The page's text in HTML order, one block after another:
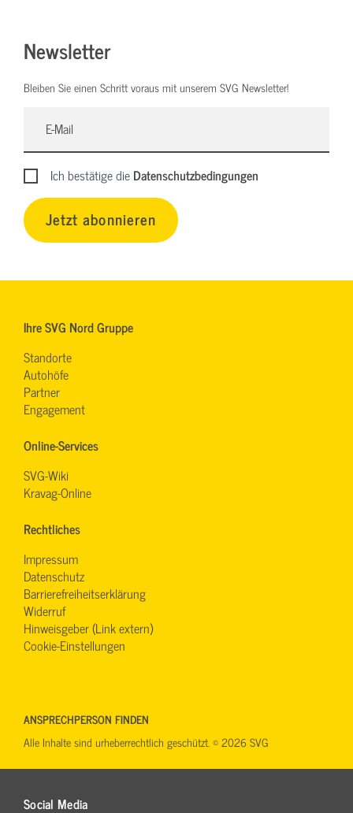
Newsletter
Bleiben Sie einen Schritt voraus mit unserem SVG Newsletter!
Ich bestätige dieDatenschutzbedingungen
Jetzt abonnieren
Ihre SVG Nord Gruppe
Standorte
Autohöfe
Partner
Engagement
Online-Services
SVG-Wiki
Kravag-Online
Rechtliches
Impressum
Datenschutz
Barrierefreiheitserklärung
Widerruf
Hinweisgeber (Link extern)
Cookie-Einstellungen
Social Media
ANSPRECHPERSON FINDEN
Alle Inhalte sind urheberrechtlich geschützt. © 2026 SVG